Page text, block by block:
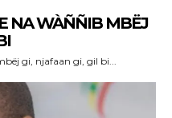
NA WÀÑÑIB MBËJ
Càmm gaa ngi ci tànki wàññi njëgi mbëj gi, njafaan gi, gil bi...